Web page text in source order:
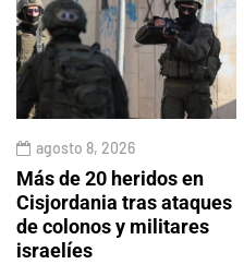
agosto 8, 2026
Más de 20 heridos en
Cisjordania tras ataques
de colonos y militares
israelíes